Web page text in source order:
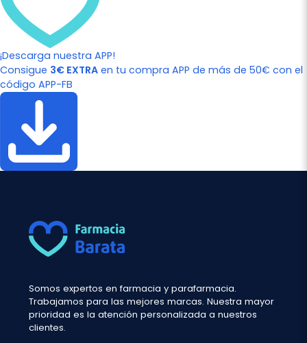
¡Descarga nuestra APP!
Consigue 3€ EXTRA en tu compra APP de más de 50€ con el
código APP-FB
Somos expertos en farmacia y parafarmacia.
Trabajamos para las mejores marcas. Nuestra mayor
prioridad es la atención personalizada a nuestros
clientes.